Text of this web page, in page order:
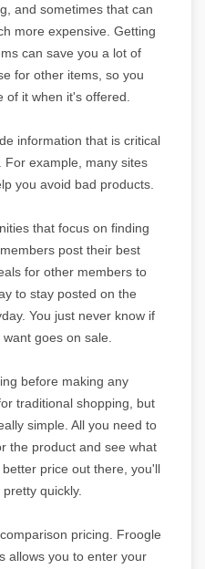
and sometimes that can
more expensive. Getting
can save you a lot of
for other items, so you
it when it's offered.
information that is critical
For example, many sites
you avoid bad products.
that focus on finding
post their best
for other members to
to stay posted on the
You just never know if
goes on sale.
before making any
traditional shopping, but
simple. All you need to
the product and see what
price out there, you'll
quickly.
pricing. Froogle
allows you to enter your